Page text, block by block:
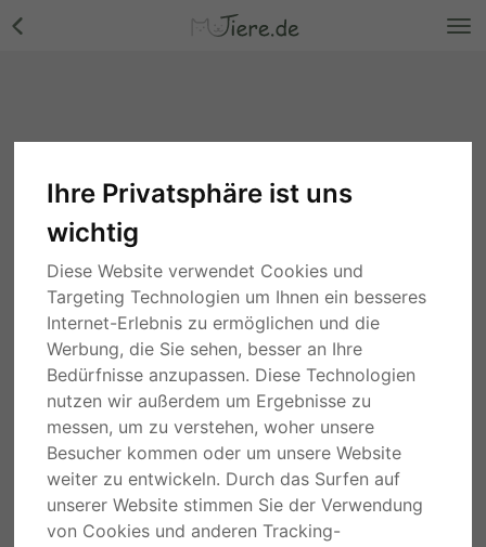
Ihre Privatsphäre ist uns
wichtig
Diese Website verwendet Cookies und
Targeting Technologien um Ihnen ein besseres
Internet-Erlebnis zu ermöglichen und die
Werbung, die Sie sehen, besser an Ihre
Bedürfnisse anzupassen. Diese Technologien
nutzen wir außerdem um Ergebnisse zu
messen, um zu verstehen, woher unsere
Besucher kommen oder um unsere Website
weiter zu entwickeln. Durch das Surfen auf
unserer Website stimmen Sie der Verwendung
von Cookies und anderen Tracking-